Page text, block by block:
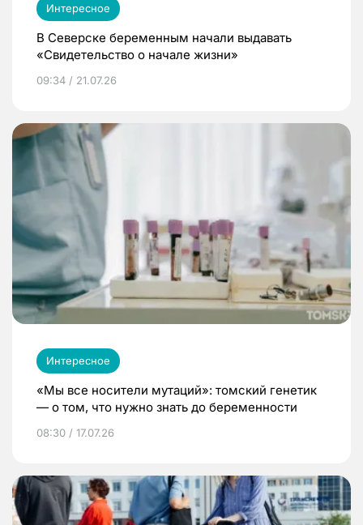
Интересное
В Северске беременным начали выдавать
«Свидетельство о начале жизни»
09:34 / 21.07.26
Интересное
«Мы все носители мутаций»: томский генетик
— о том, что нужно знать до беременности
08:30 / 17.07.26